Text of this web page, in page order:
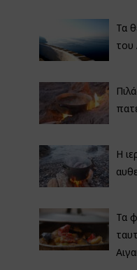
Τα
του
Η
Τα